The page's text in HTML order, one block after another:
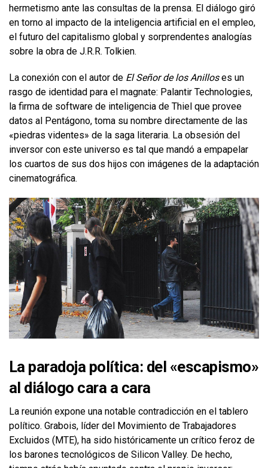
hermetismo ante las consultas de la prensa. El diálogo giró
en torno al impacto de la inteligencia artificial en el empleo,
el futuro del capitalismo global y sorprendentes analogías
sobre la obra de J.R.R. Tolkien.
La conexión con el autor de El Señor de los Anilloses un
rasgo de identidad para el magnate: Palantir Technologies,
la firma de software de inteligencia de Thiel que provee
datos al Pentágono, toma su nombre directamente de las
«piedras videntes» de la saga literaria. La obsesión del
inversor con este universo es tal que mandó a empapelar
los cuartos de sus dos hijos con imágenes de la adaptación
cinematográfica.
La paradoja política: del «escapismo»
al diálogo cara a cara
La reunión expone una notable contradicción en el tablero
político. Grabois, líder del Movimiento de Trabajadores
Excluidos (MTE), ha sido históricamente un crítico feroz de
los barones tecnológicos de Silicon Valley. De hecho,